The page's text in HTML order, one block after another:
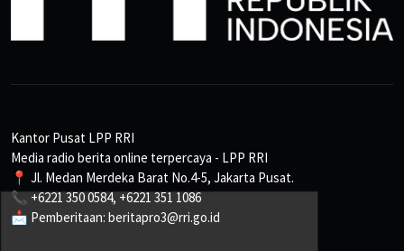
Kantor Pusat LPP RRI
Media radio berita online terpercaya - LPP RRI
📍 Jl. Medan Merdeka Barat No.4-5, Jakarta Pusat.
📞 +6221 350 0584, +6221 351 1086
📩 Pemberitaan: beritapro3@rri.go.id